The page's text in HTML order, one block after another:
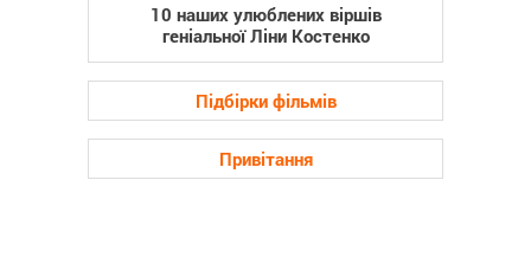
10 наших улюблених віршів
геніальної Ліни Костенко
Підбірки фільмів
Привітання